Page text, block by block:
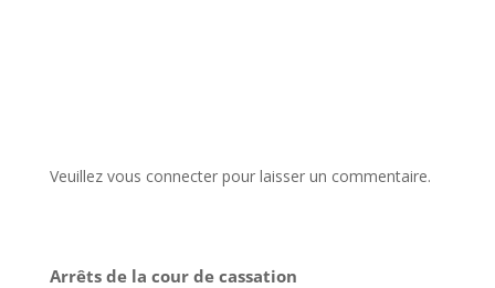
Veuillez vous connecter pour laisser un commentaire.
Arrêts de la cour de cassation